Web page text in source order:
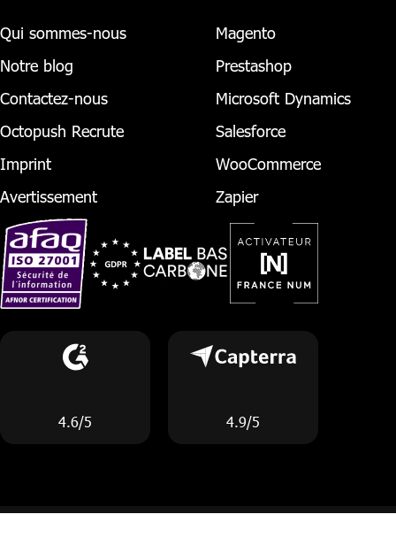
Qui sommes-nous
Notre blog
Contactez-nous
Octopush Recrute
Imprint
Avertissement
Magento
Prestashop
Microsoft Dynamics
Salesforce
WooCommerce
Zapier
4.6/5 4.9/5